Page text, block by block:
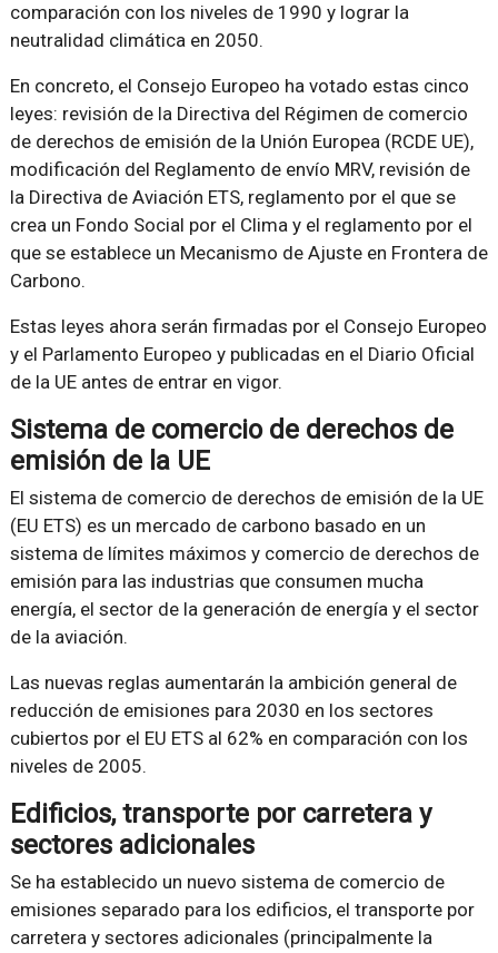
comparación con los niveles de 1990 y lograr la
neutralidad climática en 2050.
En concreto, el Consejo Europeo ha votado estas cinco
leyes: revisión de la Directiva del Régimen de comercio
de derechos de emisión de la Unión Europea (RCDE UE),
modificación del Reglamento de envío MRV, revisión de
la Directiva de Aviación ETS, reglamento por el que se
crea un Fondo Social por el Clima y el reglamento por el
que se establece un Mecanismo de Ajuste en Frontera de
Carbono.
Estas leyes ahora serán firmadas por el Consejo Europeo
y el Parlamento Europeo y publicadas en el Diario Oficial
de la UE antes de entrar en vigor.
Sistema de comercio de derechos de
emisión de la UE
El sistema de comercio de derechos de emisión de la UE
(EU ETS) es un mercado de carbono basado en un
sistema de límites máximos y comercio de derechos de
emisión para las industrias que consumen mucha
energía, el sector de la generación de energía y el sector
de la aviación.
Las nuevas reglas aumentarán la ambición general de
reducción de emisiones para 2030 en los sectores
cubiertos por el EU ETS al 62% en comparación con los
niveles de 2005.
Edificios, transporte por carretera y
sectores adicionales
Se ha establecido un nuevo sistema de comercio de
emisiones separado para los edificios, el transporte por
carretera y sectores adicionales (principalmente la